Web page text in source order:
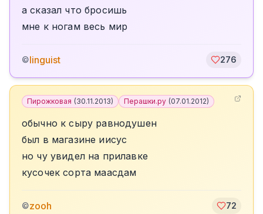
а сказал что бросишь
мне к ногам весь мир
©linguist 276
Пирожковая (30.11.2013) Перашки.ру (07.01.2012)
обычно к сыру равнодушен
был в магазине иисус
но чу увидел на прилавке
кусочек сорта маасдам
©zooh 72